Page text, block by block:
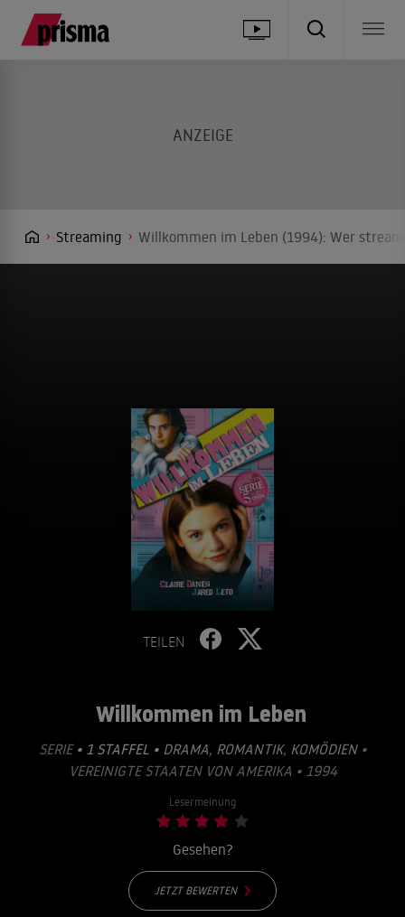
Streaming Willkommen im Leben (1994): Wer
TEILEN
Willkommen im Leben
SERIE • 1 STAFFEL • DRAMA, ROMANTIK, KOMÖDIEN•
VEREINIGTE STAATEN VON AMERIKA • 1994
Lesermeinung
Gesehen?
JETZT BEWERTEN